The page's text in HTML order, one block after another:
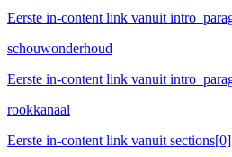
Eerste in-content link vanuit
schouwonderhoud
Eerste in-content link vanuit
rookkanaal
Eerste in-content link vanuit